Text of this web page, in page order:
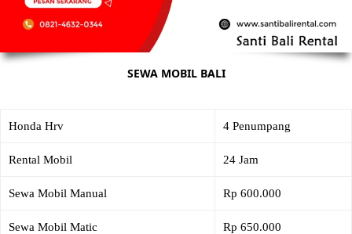
SEWA MOBIL BALI
Honda Hrv 4 Penumpang
Rental Mobil 24 Jam
Sewa Mobil Manual Rp 600.000
Sewa Mobil Matic Rp 650.000